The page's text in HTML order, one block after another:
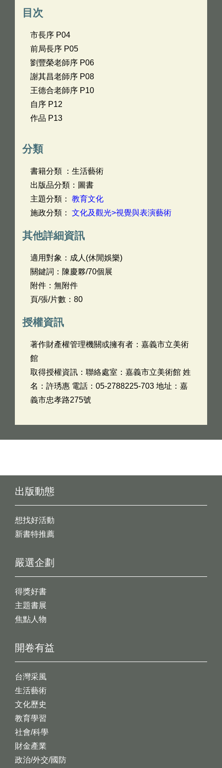
目次
市長序 P04
前局長序 P05
劉豐榮老師序 P06
謝其昌老師序 P08
王德合老師序 P10
自序 P12
作品 P13
分類
書籍分類 ：生活藝術
出版品分類：圖書
主題分類： 教育文化
施政分類： 文化及觀光>視覺與表演藝術
其他詳細資訊
適用對象：成人(休閒娛樂)
關鍵詞：陳慶夥/70個展
附件：無附件
頁/張/片數：80
授權資訊
著作財產權管理機關或擁有者：嘉義市立美術
館
取得授權資訊：聯絡處室：嘉義市立美術館 姓
名：許琇惠 電話：05-2788225-703 地址：嘉
義市忠孝路275號
出版動態
想找好活動
新書特推薦
開卷有益
台灣采風
生活藝術
文化歷史
教育學習
社會/科學
財金產業
政治/外交/國防
嚴選企劃
得獎好書
主題書展
焦點人物